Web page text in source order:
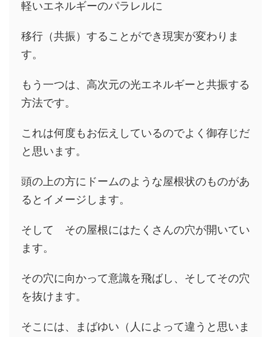
軽いエネルギーのパラレルに
移行（共振）することができ現実が変わりま
す。
もう一つは、高次元の光エネルギーと共振する
方法です。
これは何度もお伝えしているのでよく御存じだ
と思います。
頭の上の方にドームのような屋根状のものがあ
るとイメージします。
そして その屋根にはたくさんの穴が開いてい
ます。
その穴に向かって意識を飛ばし、そしてその穴
を抜けます。
そこには、まばゆい（人によって違うと思いま